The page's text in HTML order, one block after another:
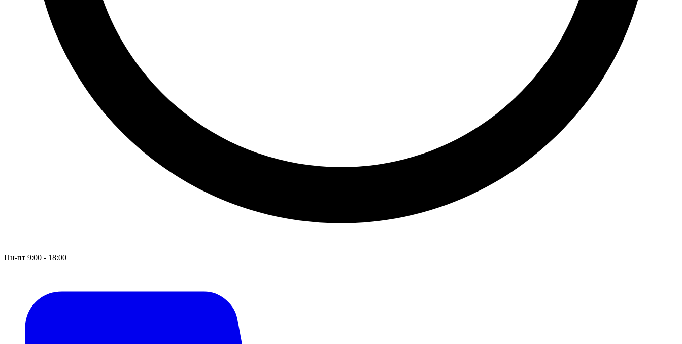
Пн-пт 9:00 - 18:00